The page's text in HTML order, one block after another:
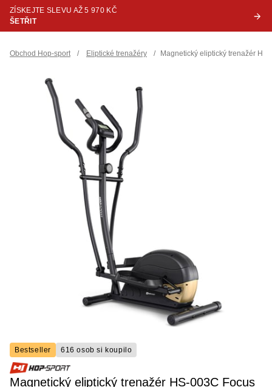
ZÍSKEJTE SLEVU AŽ 5 970 KČ
ŠETŘIT
Obchod Hop-sport / Eliptické trenažéry / Magnetický eliptický trenažér
Bestseller 616 osob si koupilo
Magnetický eliptický trenažér HS-003C Focus